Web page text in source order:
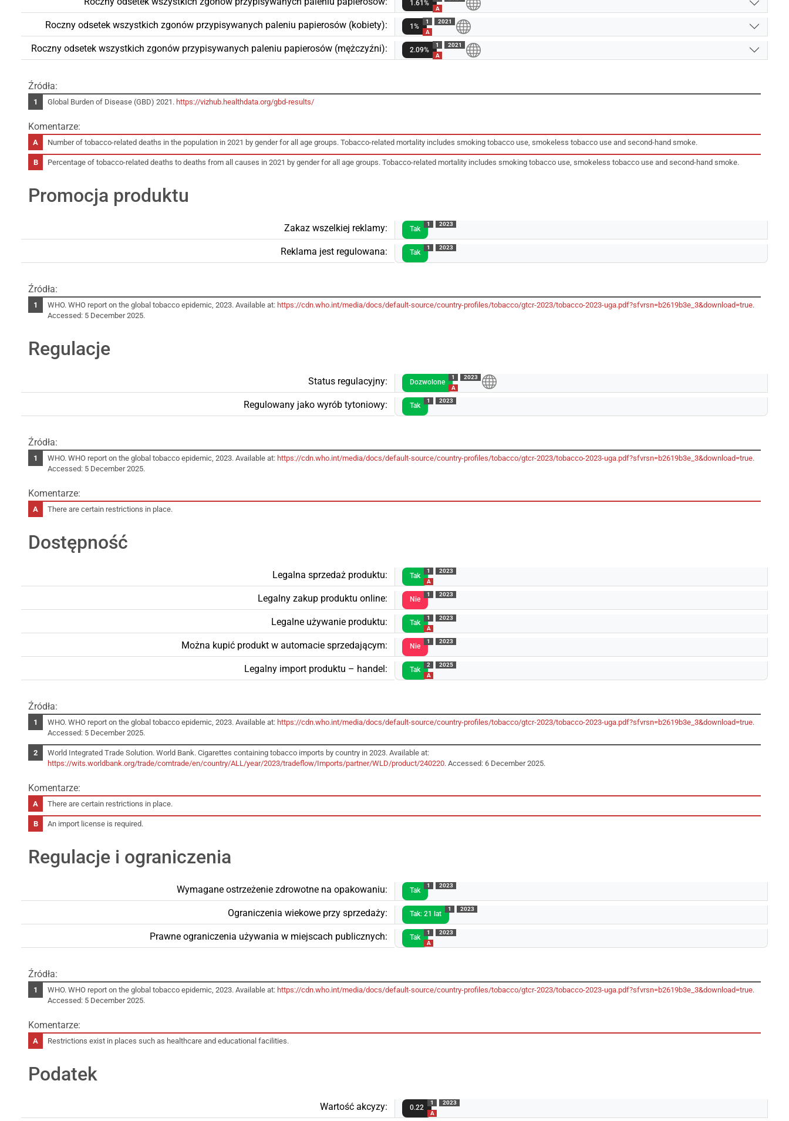
1.61%
A
Roczny odsetek wszystkich zgonów przypisywanych paleniu papierosów (kobiety): 1%
1
A
2021
Roczny odsetek wszystkich zgonów przypisywanych paleniu papierosów (mężczyźni): 2.09%
1
A
2021
Źródła:
Global Burden of Disease (GBD) 2021. https://vizhub.healthdata.org/gbd-results/
Komentarze:
Number of tobacco-related deaths in the population in 2021 by gender for all age groups. Tobacco-related mortality includes smoking tobacco use, smokeless tobacco use and second-hand smoke.
Percentage of tobacco-related deaths to deaths from all causes in 2021 by gender for all age groups. Tobacco-related mortality includes smoking tobacco use, smokeless tobacco use and second-hand smoke.
Promocja produktu
Zakaz wszelkiej reklamy: Tak
1 2023
Reklama jest regulowana: Tak
1 2023
Źródła:
WHO. WHO report on the global tobacco epidemic, 2023. Available at: https://cdn.who.int/media/docs/default-source/country-profiles/tobacco/gtcr-2023/tobacco-2023-uga.pdf?sfvrsn=b2619b3e_3&download=true.
Accessed: 5 December 2025.
Regulacje
Status regulacyjny: Dozwolone
1
A
2023
Regulowany jako wyrób tytoniowy: Tak
1 2023
Źródła:
WHO. WHO report on the global tobacco epidemic, 2023. Available at: https://cdn.who.int/media/docs/default-source/country-profiles/tobacco/gtcr-2023/tobacco-2023-uga.pdf?sfvrsn=b2619b3e_3&download=true.
Accessed: 5 December 2025.
Komentarze:
There are certain restrictions in place.
Dostępność
Legalna sprzedaż produktu: Tak
1
A
2023
Legalny zakup produktu online: Nie
1 2023
Legalne używanie produktu: Tak
1
A
2023
Można kupić produkt w automacie sprzedającym: Nie
1 2023
Legalny import produktu – handel: Tak
2
A
2025
Źródła:
WHO. WHO report on the global tobacco epidemic, 2023. Available at: https://cdn.who.int/media/docs/default-source/country-profiles/tobacco/gtcr-2023/tobacco-2023-uga.pdf?sfvrsn=b2619b3e_3&download=true.
Accessed: 5 December 2025.
World Integrated Trade Solution. World Bank. Cigarettes containing tobacco imports by country in 2023. Available at:
https://wits.worldbank.org/trade/comtrade/en/country/ALL/year/2023/tradeflow/Imports/partner/WLD/product/240220. Accessed: 6 December 2025.
Komentarze:
There are certain restrictions in place.
An import license is required.
Regulacje i ograniczenia
Wymagane ostrzeżenie zdrowotne na opakowaniu: Tak
1 2023
Ograniczenia wiekowe przy sprzedaży: Tak: 21 lat
1 2023
Prawne ograniczenia używania w miejscach publicznych: Tak
1
A
2023
Źródła:
WHO. WHO report on the global tobacco epidemic, 2023. Available at: https://cdn.who.int/media/docs/default-source/country-profiles/tobacco/gtcr-2023/tobacco-2023-uga.pdf?sfvrsn=b2619b3e_3&download=true.
Accessed: 5 December 2025.
Komentarze:
Restrictions exist in places such as healthcare and educational facilities.
Podatek
Wartość akcyzy: 0.22
1
A
2023